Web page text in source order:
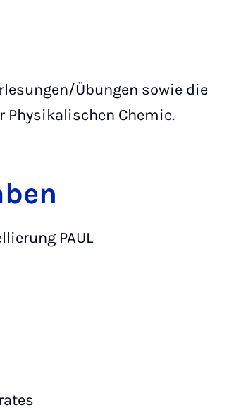
Übungen sowie die
Physikalischen Chemie.
PAUL